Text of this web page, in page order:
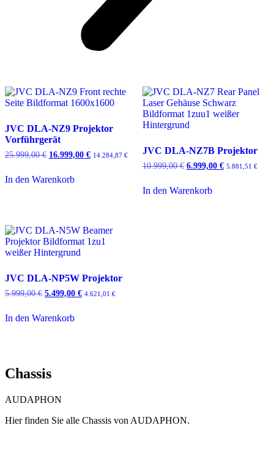
JVC DLA-NZ9 Projektor
Vorführgerät
25.999,00€ Ursprünglicher
war:
25.999,00 €
16.999,00 € Aktueller
14.284,87 €
In den Warenkorb
JVC DLA-NZ7B Projektor
10.999,00€ Ursprünglicher
war:
10.999,00 €
6.999,00 €Aktueller
5.881,51 €
In den Warenkorb
JVC DLA-NP5W Projektor
5.999,00€ Ursprünglicher
war:
5.999,00 €
5.499,00 € Aktueller
4.621,01 €
In den Warenkorb
Chassis
AUDAPHON
Hier finden Sie alle Chassis von AUDAPHON.